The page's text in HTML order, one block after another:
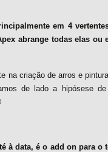
em 4
abrange todas elas ou
na criação de arros e
de lado a hipósese
à data, é o add on para